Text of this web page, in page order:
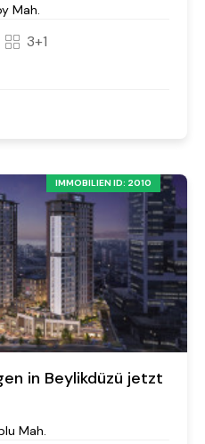
Mah.
3+1
IMMOBILIEN ID: 2010
in Beylikdüzü jetzt
Mah.